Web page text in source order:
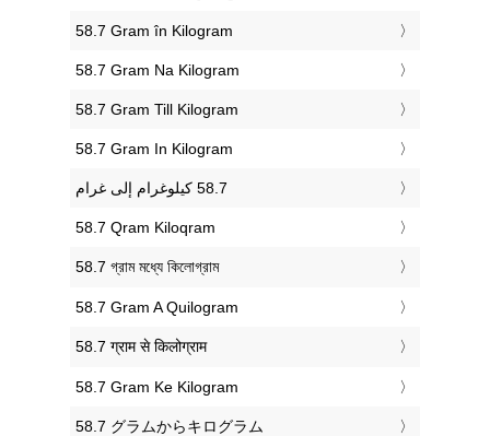
‎58.7 Gram în Kilogram
‎58.7 Gram Na Kilogram
‎58.7 Gram Till Kilogram
‎58.7 Gram In Kilogram
‎58.7 Qram Kiloqram
‎58.7 গ্রাম মধ্যে কিলোগ্রাম
‎58.7 Gram A Quilogram
‎58.7 ग्राम से किलोग्राम
‎58.7 Gram Ke Kilogram
‎58.7 グラムからキログラム